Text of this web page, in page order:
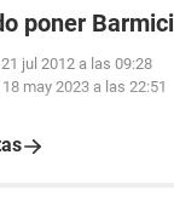
poner
21 jul 2012 a las 09:28
18 may 2023 a las 22:51